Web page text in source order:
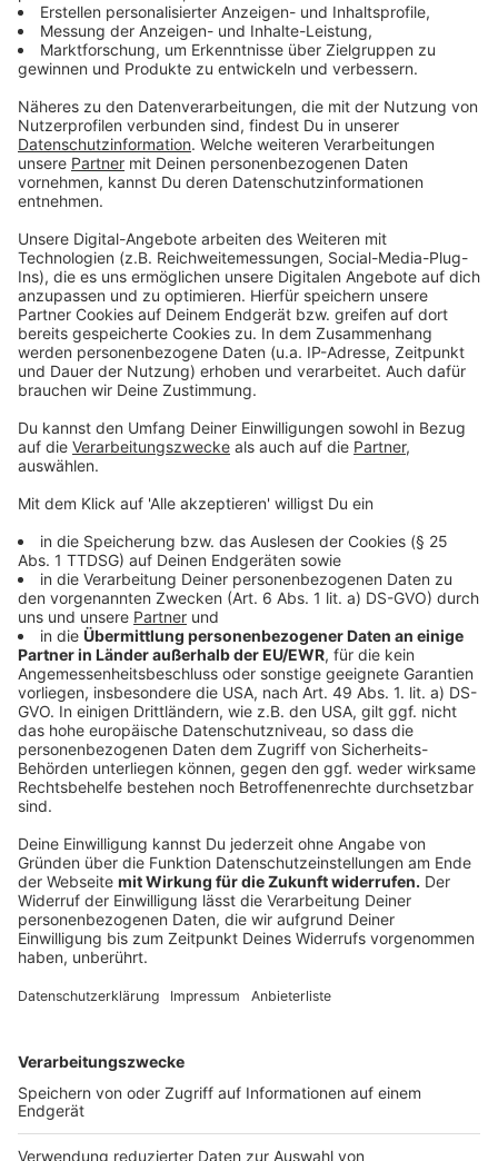
Anzeige
Stadt setzt auf Kontrollen und weitere
Maßnahmen
Anzeige
Nach Angaben der Stadt wird der Bereich rund um die
Zentralbibliothek derzeit verstärkt von Polizei und
OSDkontrolliert. Weitere Maßnahmen seien bereits in
Planung. Die Stadt versucht damit, die Situation am
Hauptbahnhof und speziell vor der Zentralbibliothek zu
entschärfen. Das Thema Sicherheit im
Bahnhofsumfeld bleibt damit weiter im Fokus.
Anzeige
Anzeige
Unsere bisherige Berichterstattung zur Drogen-
Thematik rund um den Hauptbahnhof
Die Pläne für den Umbau des Bahnhofsvorplatzes
Das sind die Siegerentwürfe für Düsseldorfs neue
Oper
Folge uns für mehr News & Updates:
Anzeige
Anzeige